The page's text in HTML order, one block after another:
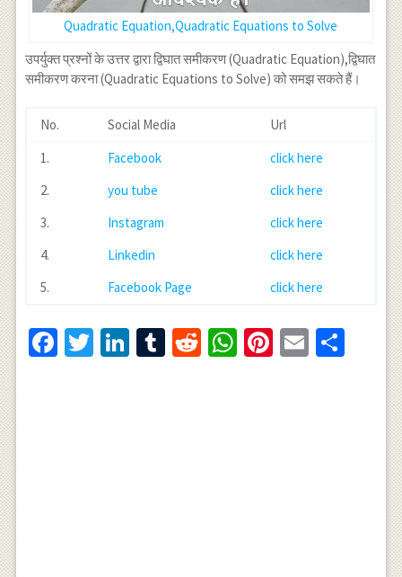
Quadratic Equation,Quadratic Equations to Solve
उपर्युक्त प्रश्नों के उत्तर द्वारा द्विघात समीकरण (Quadratic Equation),द्विघात
समीकरण करना (Quadratic Equations to Solve) को समझ सकते हैं।
No. Social Media
Url
1.
Facebook
click here
2.
you tube
click here
3.
Instagram
click here
4.
Linkedin
click here
5.
Facebook Page click here
Facebook
Twitter
LinkedIn
Tumblr
RedditWhatsApp
Pinterest
Email